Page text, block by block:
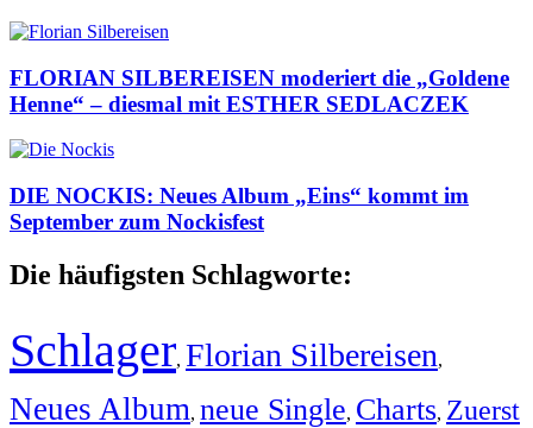
FLORIAN SILBEREISEN moderiert die „Goldene
Henne“ – diesmal mit ESTHER SEDLACZEK
DIE NOCKIS: Neues Album „Eins“ kommt im
September zum Nockisfest
Die häufigsten Schlagworte:
Schlager, Florian Silbereisen,
Neues Album, neue Single, Charts, Zuerst